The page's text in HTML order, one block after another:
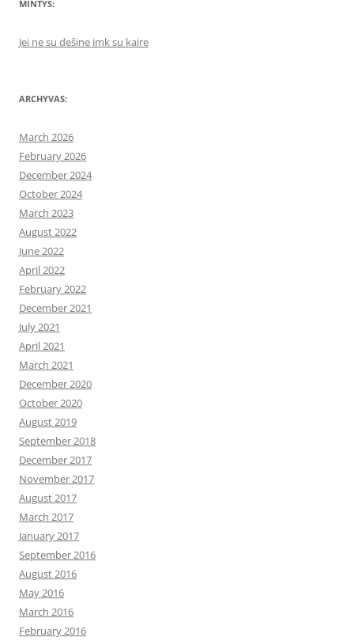
MINTYS:
Jei ne su dešine imk su kaire
ARCHYVAS:
March 2026
February 2026
December 2024
October 2024
March 2023
August 2022
June 2022
April 2022
February 2022
December 2021
July 2021
April 2021
March 2021
December 2020
October 2020
August 2019
September 2018
December 2017
November 2017
August 2017
March 2017
January 2017
September 2016
August 2016
May 2016
March 2016
February 2016